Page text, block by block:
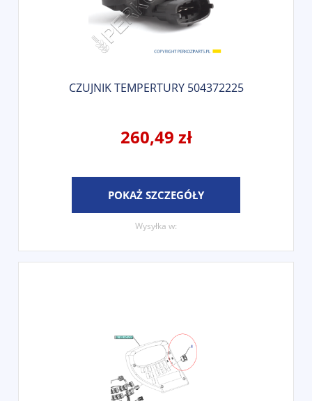
CZUJNIK TEMPERTURY 504372225
260,49 zł
POKAŻ SZCZEGÓŁY
Wysyłka w: